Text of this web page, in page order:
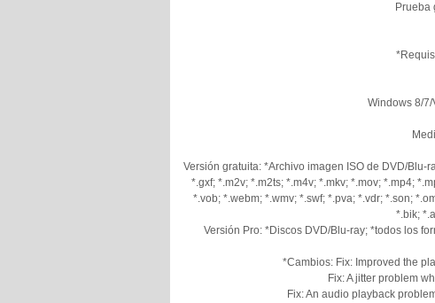
Prueba
Windows 8/
Versión gratuita: *Archivo imagen ISO de DVD/Blu-
*.gxf; *.m2v; *.m2ts; *.m4v; *.mkv; *.mov; *.mp4;
*.vob; *.webm; *.wmv; *.swf; *.pva; *.vdr; *.son;
*.bik;
Versión Pro: *Discos DVD/Blu-ray; *todos los
*Cambios: Fix: Improved the
Fix: A jitter problem
Fix: An audio playback